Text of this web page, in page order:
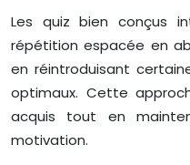
Les quiz bien conçus
répétition espacée en
en réintroduisant
optimaux. Cette
acquis tout en
motivation.